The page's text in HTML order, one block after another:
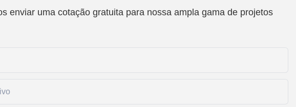
enviar uma cotação gratuita para nossa ampla gama de projetos